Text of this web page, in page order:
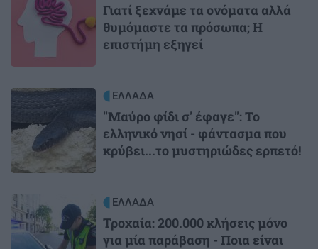
Γιατί ξεχνάμε τα ονόματα αλλά
θυμόμαστε τα πρόσωπα; Η
επιστήμη εξηγεί
Image ΕΛΛΑΔΑ
"Μαύρο φίδι σ' έφαγε": Το
ελληνικό νησί - φάντασμα που
κρύβει...το μυστηριώδες ερπετό!
Image ΕΛΛΑΔΑ
Τροχαία: 200.000 κλήσεις μόνο
για μία παράβαση - Ποια είναι